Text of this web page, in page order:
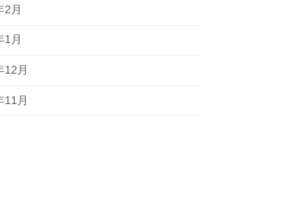
2月
1月
12月
11月